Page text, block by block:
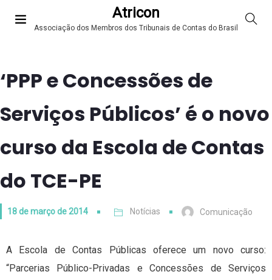
Atricon
Associação dos Membros dos Tribunais de Contas do Brasil
‘PPP e Concessões de
Serviços Públicos’ é o novo
curso da Escola de Contas
do TCE-PE
18 de março de 2014 Notícias Comunicação
A Escola de Contas Públicas oferece um novo curso:
“Parcerias Público-Privadas e Concessões de Serviços